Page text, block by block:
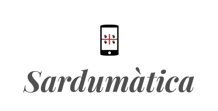
Sardumàtica